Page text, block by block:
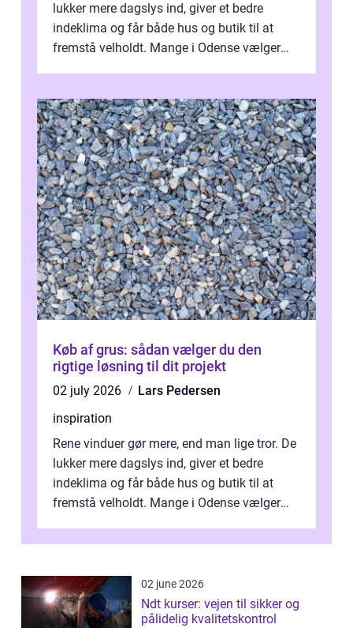
lukker mere dagslys ind, giver et bedre
indeklima og får både hus og butik til at
fremstå velholdt. Mange i Odense vælger
Køb af grus: sådan vælger du den
rigtige løsning til dit projekt
02 july 2026
Lars Pedersen
inspiration
Rene vinduer gør mere, end man lige tror. De
lukker mere dagslys ind, giver et bedre
indeklima og får både hus og butik til at
fremstå velholdt. Mange i Odense vælger
02 june 2026
Ndt kurser: vejen til sikker og
pålidelig kvalitetskontrol